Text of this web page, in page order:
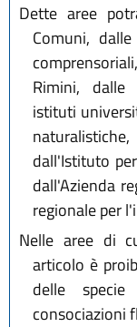
Dette aree
Comuni,
Rimini, dalle
istituti
dall'Istituto
dall'Azienda
regionale per
Nelle aree di
articolo è
delle
consociazioni